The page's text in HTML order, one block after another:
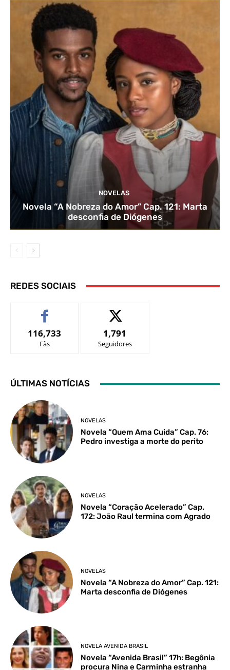
NOVELAS
Novela “A Nobreza do Amor” Cap. 121: Marta
desconfia de Diógenes
REDES SOCIAIS
116,733
Fãs
1,791
Seguidores
ÚLTIMAS NOTÍCIAS
NOVELAS
Novela “Quem Ama Cuida” Cap. 76:
Pedro investiga a morte do perito
NOVELAS
Novela “Coração Acelerado” Cap.
172: João Raul termina com Agrado
NOVELAS
Novela “A Nobreza do Amor” Cap. 121:
Marta desconfia de Diógenes
NOVELA AVENIDA BRASIL
Novela “Avenida Brasil” 17h: Begônia
procura Nina e Carminha estranha